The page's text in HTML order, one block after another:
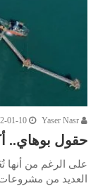
01-10
حقول بوهاي..
على الرغم من أنها
العديد من